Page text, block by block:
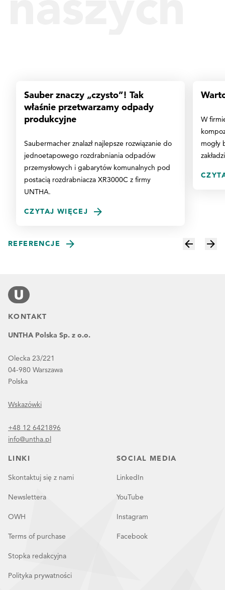
Sauber znaczy „czysto”! Tak
właśnie przetwarzamy odpady
produkcyjne
Saubermacher znalazł najlepsze rozwiązanie do
jednoetapowego rozdrabniania odpadów
przemysłowych i gabarytów komunalnych pod
postacią rozdrabniacza XR3000C z firmy
UNTHA.
CZYTAJ WIĘCEJ
W
mogły
REFERENCJE
KONTAKT
UNTHA Polska Sp. z o.o.
Olecka 23/221
04-980 Warszawa
Polska
Wskazówki
+48 12 6421896
info@untha.pl
LINKI
Skontaktuj się z nami
Newslettera
OWH
Terms of purchase
Stopka redakcyjna
Polityka prywatności
SOCIAL MEDIA
LinkedIn
YouTube
Instagram
Facebook